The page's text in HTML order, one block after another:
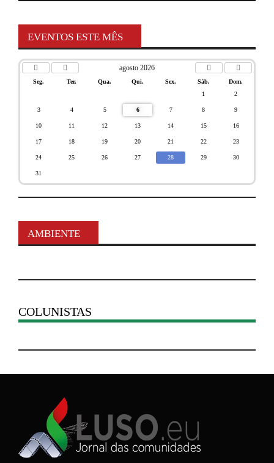
EVENTOS ESTE MÊS
agosto 2026
Seg. Ter. Qua. Qui. Sex. Sáb.
Dom.
1
2
3 4 5 6 7 8 9
10 11 12 13 14 15 16
17 18 19 20 21 22 23
24 25 26 27 28 29 30
31
AMBIENTE
COLUNISTAS